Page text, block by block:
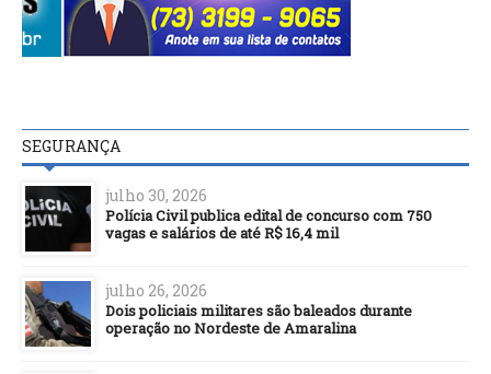
SEGURANÇA
julho 30, 2026
Polícia Civil publica edital de concurso com 750
vagas e salários de até R$ 16,4 mil
julho 26, 2026
Dois policiais militares são baleados durante
operação no Nordeste de Amaralina